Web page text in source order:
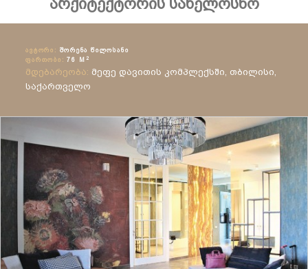
არქიტექტორის სახელოსნო
ᲐᲕᲢᲝᲠᲘ: ᲨᲝᲠᲔᲜᲐ ᲬᲘᲚᲝᲡᲐᲜᲘ
ᲤᲐᲠᲗᲝᲑᲘ: 76 M 2
მდებარეობა: მეფე დავითის კომპლექსში, თბილისი,
საქართველო